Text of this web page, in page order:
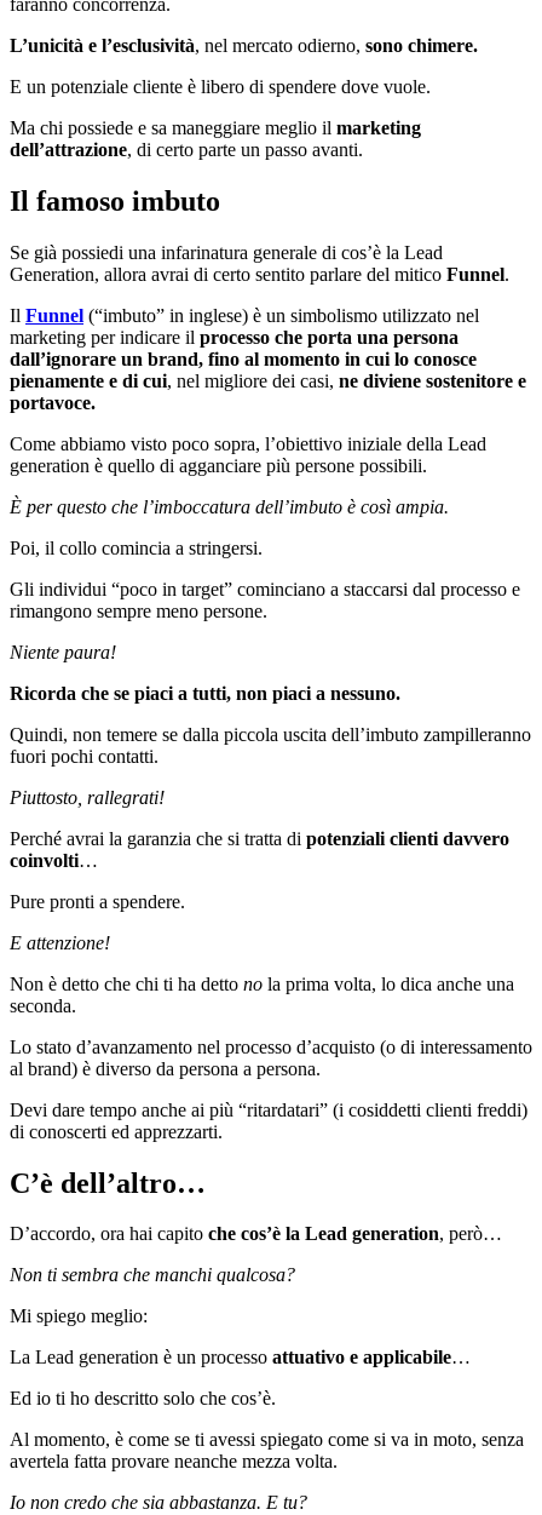
L’unicità e l’esclusività, nel mercato odierno, sono chimere.
E un potenziale cliente è libero di spendere dove vuole.
Ma chi possiede e sa maneggiare meglio il marketing
dell’attrazione, di certo parte un passo avanti.
Il famoso imbuto
Se già possiedi una infarinatura generale di cos’è la Lead
Generation, allora avrai di certo sentito parlare del mitico Funnel.
Il Funnel (“imbuto” in inglese) è un simbolismo utilizzato nel
marketing per indicare il processo che porta una persona
dall’ignorare un brand, fino al momento in cui lo conosce
pienamente e di cui, nel migliore dei casi, ne diviene sostenitore e
portavoce.
Come abbiamo visto poco sopra, l’obiettivo iniziale della Lead
generation è quello di agganciare più persone possibili.
È per questo che l’imboccatura dell’imbuto è così ampia.
Poi, il collo comincia a stringersi.
Gli individui “poco in target” cominciano a staccarsi dal processo e
rimangono sempre meno persone.
Niente paura!
Ricorda che se piaci a tutti, non piaci a nessuno.
Quindi, non temere se dalla piccola uscita dell’imbuto zampilleranno
fuori pochi contatti.
Piuttosto, rallegrati!
Perché avrai la garanzia che si tratta di potenziali clienti davvero
coinvolti…
Pure pronti a spendere.
E attenzione!
Non è detto che chi ti ha detto no la prima volta, lo dica anche una
seconda.
Lo stato d’avanzamento nel processo d’acquisto (o di interessamento
al brand) è diverso da persona a persona.
Devi dare tempo anche ai più “ritardatari” (i cosiddetti clienti freddi)
di conoscerti ed apprezzarti.
C’è dell’altro…
D’accordo, ora hai capito che cos’è la Lead generation, però…
Non ti sembra che manchi qualcosa?
Mi spiego meglio:
La Lead generation è un processo attuativo e applicabile…
Ed io ti ho descritto solo che cos’è.
Al momento, è come se ti avessi spiegato come si va in moto, senza
avertela fatta provare neanche mezza volta.
Io non credo che sia abbastanza. E tu?